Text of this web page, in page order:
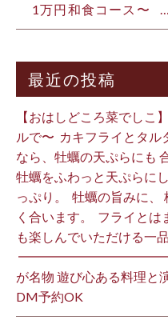
1万円和食コース〜 …
最近の投稿
【おはしどころ菜でしこ
ルで〜 ⁡ カキフライとタル
なら、牡蠣の天ぷらにも
牡蠣をふわっと天ぷらに
っぷり。 ⁡ 牡蠣の旨みに、
く合います。 ⁡ フライと
も楽しんでいただける一
━━━━━━━━━━━━━━
が名物 遊び心ある料理と
DM予約OK ⁡